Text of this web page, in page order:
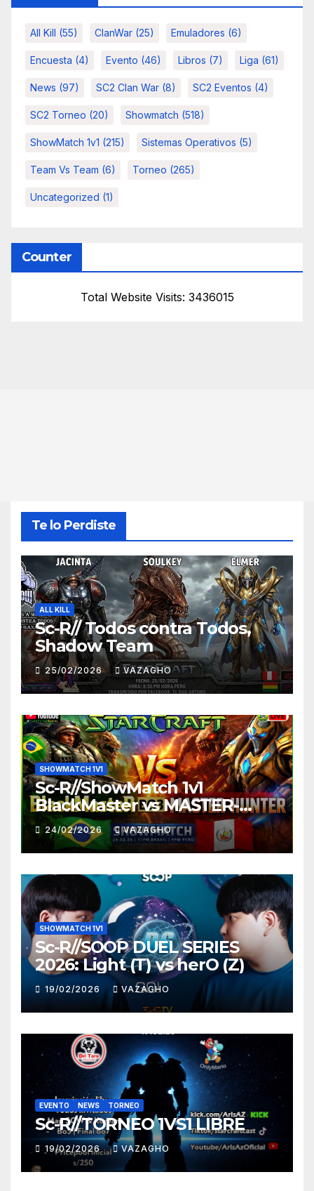
All Kill (55) ClanWar (25) Emuladores (6)
Encuesta (4) Evento (46) Libros (7) Liga (61)
News (97) SC2 Clan War (8) SC2 Eventos (4)
SC2 Torneo (20) Showmatch (518)
ShowMatch 1v1 (215) Sistemas Operativos (5)
Team Vs Team (6) Torneo (265)
Uncategorized (1)
Counter
Total Website Visits: 3436015
Te lo Perdiste
ALL KILL
Sc-R// Todos contra Todos,
Shadow Team
25/02/2026 VAZAGHO
SHOWMATCH 1V1
Sc-R//ShowMatch 1v1
BlackMaster vs MASTER-
HUNTER
24/02/2026 VAZAGHO
SHOWMATCH 1V1
Sc-R//SOOP DUEL SERIES
2026: Light (T) vs herO (Z)
19/02/2026 VAZAGHO
EVENTO NEWS TORNEO
Sc-R//TORNEO 1VS1 LIBRE
19/02/2026 VAZAGHO